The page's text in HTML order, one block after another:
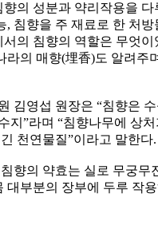
의 성분과 약리작용을
침향을 주 재료로 한 처
의 침향의 역할은 무엇
라의 매향(埋香)도 알려주
김영섭 원장은 “침향은
지”라며 “침향나무에 상
천연물질”이라고 말한다.
향의 약효는 실로 무궁무
대부분의 장부에 두루 작